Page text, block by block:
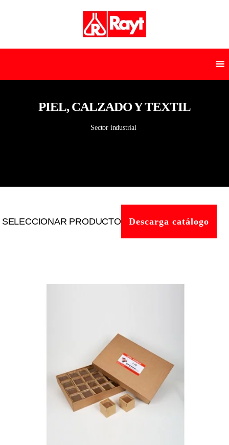
PIEL, CALZADO Y TEXTIL
Sector industrial
SELECCIONAR PRODUCTO Descarga catálogo